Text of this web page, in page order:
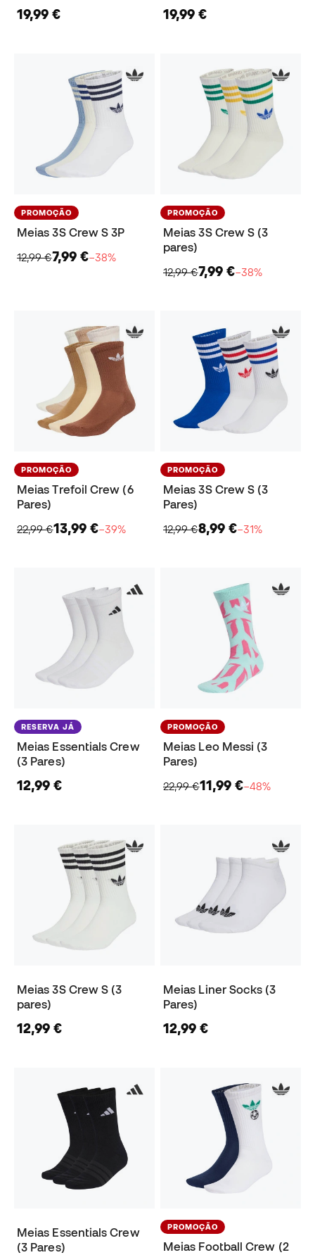
19,99 € 19,99 €
PROMOÇÃO
Meias 3S Crew S 3P
12,99 €7,99 €−38%
PROMOÇÃO
Meias 3S Crew S (3
pares)
12,99 €7,99 €−38%
PROMOÇÃO
Meias Trefoil Crew (6
Pares)
22,99 €13,99 €−39%
PROMOÇÃO
Meias 3S Crew S (3
Pares)
12,99 €8,99 €−31%
RESERVA JÁ
Meias Essentials Crew
(3 Pares)
12,99 €
PROMOÇÃO
Meias Leo Messi (3
Pares)
22,99 €11,99 €−48%
Meias 3S Crew S (3
pares)
12,99 €
Meias Liner Socks (3
Pares)
12,99 €
Meias Essentials Crew
(3 Pares)
PROMOÇÃO
Meias Football Crew (2